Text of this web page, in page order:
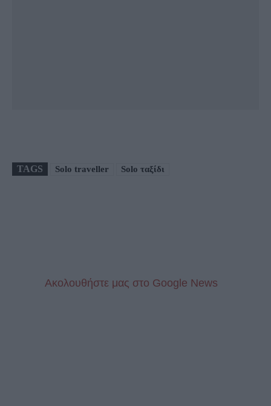
TAGS Solo traveller Solo ταξίδι
Aκολουθήστε μας στo Google News